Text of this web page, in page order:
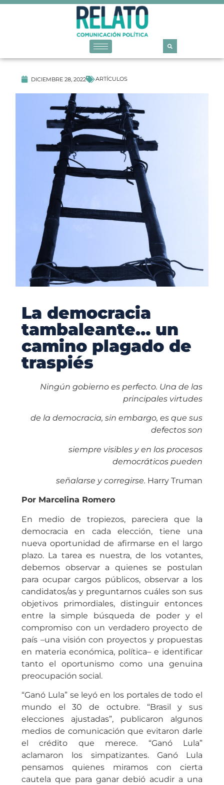
DICIEMBRE 28, 2022 ARTÍCULOS
La democracia
tambaleante… un
camino plagado de
traspiés
Ningún gobierno es perfecto. Una de las
principales virtudes
de la democracia, sin embargo, es que sus
defectos son
siempre visibles y en los procesos
democráticos pueden
señalarse y corregirse. Harry Truman
Por Marcelina Romero
En medio de tropiezos, pareciera que la
democracia en cada elección, tiene una
nueva oportunidad de afirmarse en el largo
plazo. La tarea es nuestra, de los votantes,
debemos observar a quienes se postulan
para ocupar cargos públicos, observar a los
candidatos/as y preguntarnos cuáles son sus
objetivos primordiales, distinguir entonces
entre la simple búsqueda de poder y el
compromiso con un verdadero proyecto de
país –una visión con proyectos y propuestas
en materia económica, política– e identificar
tanto el oportunismo como una genuina
preocupación social.
“Ganó Lula” se leyó en los portales de todo el
mundo el 30 de octubre. “Brasil y sus
elecciones ajustadas”, publicaron algunos
medios de comunicación que evitaron darle
el crédito que merece. “Ganó Lula”
aclamaron los simpatizantes. Ganó Lula
pensamos quienes miramos con cierta
cautela que para ganar debió acudir a una